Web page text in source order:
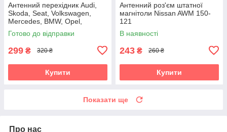
Антенний перехідник Audi,
Skoda, Seat, Volkswagen,
Mercedes, BMW, Opel,
Citroen, Peugeot, Renault
Carav 13-008
Готово до відправки
299 ₴ 320 ₴
Купити
Антенний роз'єм штатної
магнітоли Nissan AWM 150-
121
В наявності
243 ₴ 260 ₴
Купити
Показати ще
Про нас